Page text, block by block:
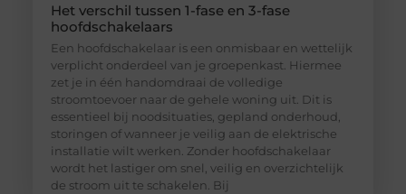
Het verschil tussen 1-fase en 3-fase
hoofdschakelaars
Een hoofdschakelaar is een onmisbaar en wettelijk
verplicht onderdeel van je groepenkast. Hiermee
zet je in één handomdraai de volledige
stroomtoevoer naar de gehele woning uit. Dit is
essentieel bij noodsituaties, gepland onderhoud,
storingen of wanneer je veilig aan de elektrische
installatie wilt werken. Zonder hoofdschakelaar
wordt het lastiger om snel, veilig en overzichtelijk
de stroom uit te schakelen. Bij